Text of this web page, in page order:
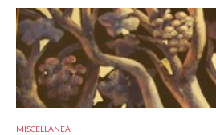
MISCELLANEA